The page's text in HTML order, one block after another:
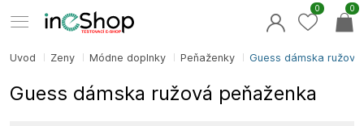
Úvod Ženy Módne doplnky Peňaženky Guess dámska
Guess dámska ružová peňaženka
0
0